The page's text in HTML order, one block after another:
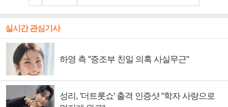
실시간 관심기사
하영 측 "증조부 친일 의혹 사실무근"
성리, '더트롯쇼' 출격 인증샷 "학자 사랑으로